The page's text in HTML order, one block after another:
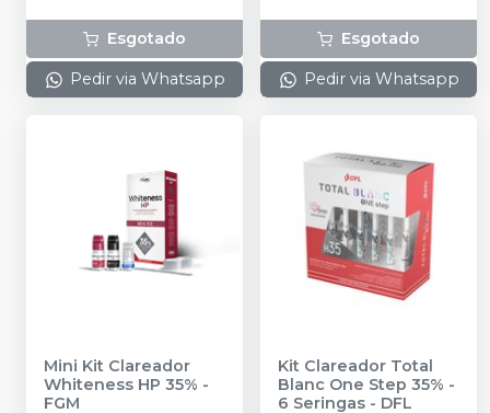
Mini Tip.
Esgotado
Pedir via Whatsapp
Hidrogênio com 1,3g; 01
Frasco de Neutralizante
com 10g; 01 Seringa de
barreira gengival com
de uso para o
profissional.
Esgotado
Pedir via Whatsapp
Mini Kit Clareador
Whiteness HP 35% -
FGM
Kit Clareador Total
Blanc One Step 35% -
6 Seringas - DFL